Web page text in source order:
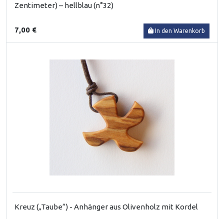
Zentimeter) – hellblau (n°32)
7,00 € In den Warenkorb
Kreuz („Taube“) - Anhänger aus Olivenholz mit Kordel